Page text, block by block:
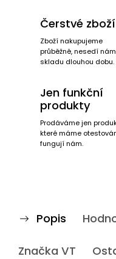
Čerstvé zboží
Zboží nakupujeme
průběžně, nesedí
skladu dlouhou dobu.
Jen funkční
produkty
Prodáváme jen
které máme
fungují nám.
Popis
Značka VT